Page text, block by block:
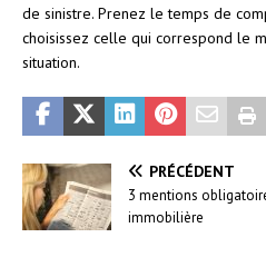
de sinistre. Prenez le temps de
choisissez celle qui correspond le
situation.
PRÉCÉDENT
3 mentions
immobilière